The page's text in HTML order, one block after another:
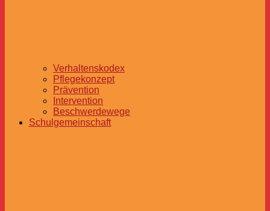
Verhaltenskodex
Pflegekonzept
Prävention
Intervention
Beschwerdewege
Schulgemeinschaft